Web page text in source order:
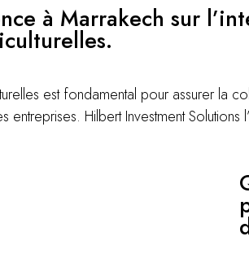
à Marrakech sur
est fondamental pour assurer la
Hilbert Investment Solutions